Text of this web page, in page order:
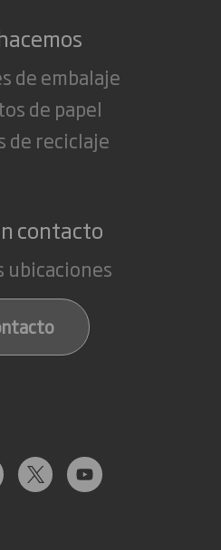
de embalaje
de papel
de reciclaje
contacto
ubicaciones